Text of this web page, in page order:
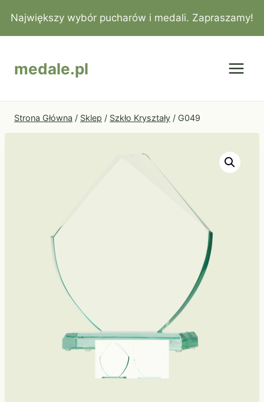
do
treści
Największy wybór pucharów i medali. Zapraszamy!
medale.pl
Strona Główna / Sklep / Szkło Kryształy / G049